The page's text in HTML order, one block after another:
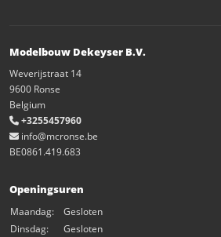
Modelbouw Dekeyser B.V.
Weverijstraat 14
9600 Ronse
Belgium
+3255457960
info@mcronse.be
BE0861.419.683
Openingsuren
Maandag:
Gesloten
Dinsdag:
Gesloten